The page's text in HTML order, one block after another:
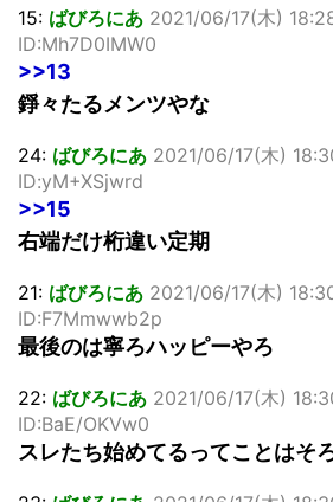
15: ばびろにあ 2021/06/17(木)
ID:Mh7D0IMW0
>>13
錚々たるメンツやな
24: ばびろにあ 2021/06/17(木)
ID:yM+XSjwrd
>>15
右端だけ桁違い定期
21: ばびろにあ 2021/06/17(木)
ID:F7Mmwwb2p
最後のは寧ろハッピーやろ
22: ばびろにあ 2021/06/17(木)
ID:BaE/OKVw0
スレたち始めてるってことはそ